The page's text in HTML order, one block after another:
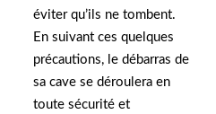
éviter qu’ils ne tombent.
En suivant ces quelques
précautions, le débarras de
sa cave se déroulera en
toute sécurité et